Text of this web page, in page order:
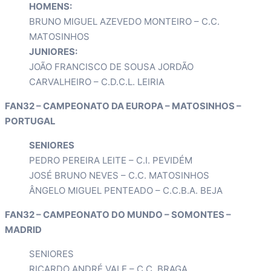
HOMENS:
BRUNO MIGUEL AZEVEDO MONTEIRO – C.C.
MATOSINHOS
JUNIORES:
JOÃO FRANCISCO DE SOUSA JORDÃO
CARVALHEIRO – C.D.C.L. LEIRIA
FAN32 – CAMPEONATO DA EUROPA – MATOSINHOS –
PORTUGAL
SENIORES
PEDRO PEREIRA LEITE – C.I. PEVIDÉM
JOSÉ BRUNO NEVES – C.C. MATOSINHOS
ÂNGELO MIGUEL PENTEADO – C.C.B.A. BEJA
FAN32 – CAMPEONATO DO MUNDO – SOMONTES –
MADRID
SENIORES